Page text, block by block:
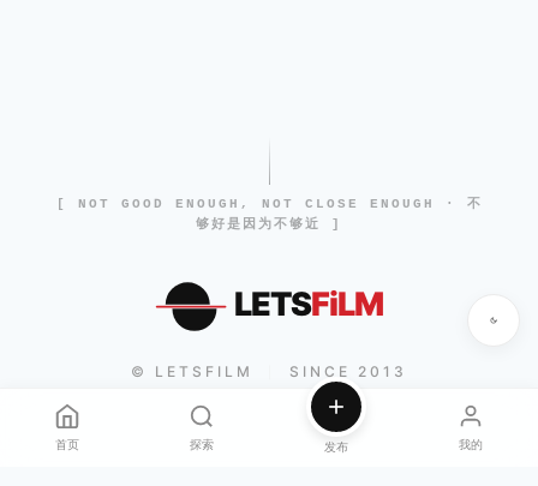
[ NOT GOOD ENOUGH, NOT CLOSE ENOUGH · 不
够好是因为不够近 ]
LETSFiLM
© LETSFILM SINCE 2013
首页 探索 发布 我的